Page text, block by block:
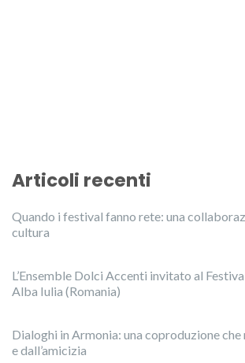
Articoli recenti
Quando i festival fanno rete: una
cultura
L’Ensemble Dolci Accenti invitato al
Alba Iulia (Romania)
Dialoghi in Armonia: una coproduzione che
e dall’amicizia